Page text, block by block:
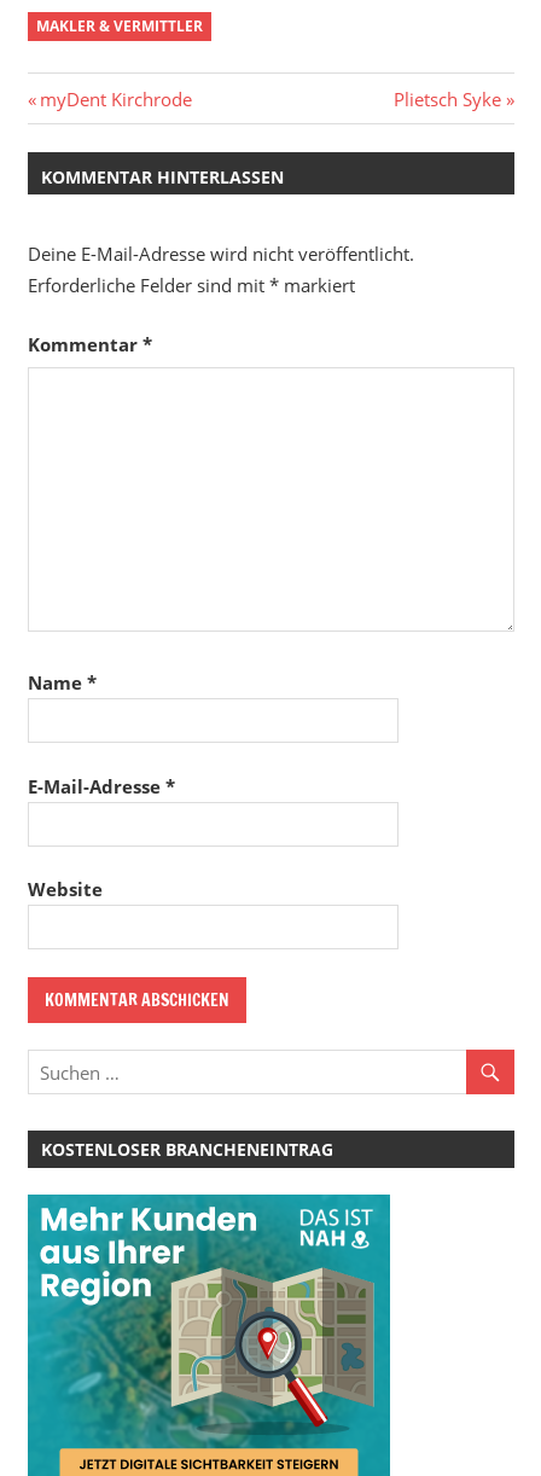
MAKLER & VERMITTLER
Beitragsnavigation
Vorheriger
Beitrag:
myDent Kirchrode
Nächster
Beitrag:
Plietsch Syke
KOMMENTAR HINTERLASSEN
Deine E-Mail-Adresse wird nicht veröffentlicht.
Erforderliche Felder sind mit *markiert
Kommentar *
Name *
E-Mail-Adresse *
Website
KOSTENLOSER BRANCHENEINTRAG